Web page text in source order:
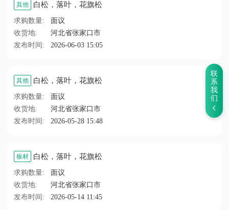
联
系
我
们
其他 白松，落叶，花旗松
求购数量:
面议
收货地:
河北省张家口市
发布时间:
2026-06-03 15:05
其他 白松，落叶，花旗松
求购数量:
面议
收货地:
河北省张家口市
发布时间:
2026-05-28 15:48
板材 白松，落叶，花旗松
求购数量:
面议
收货地:
河北省张家口市
发布时间:
2026-05-14 11:45